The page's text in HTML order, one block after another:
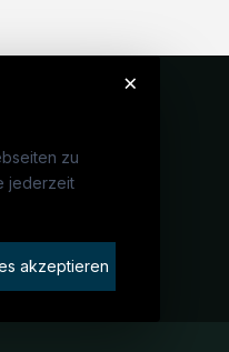
×
zu
jederzeit
akzeptieren
finden